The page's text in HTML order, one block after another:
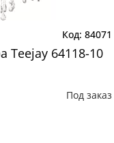
84071
Teejay 64118-10
Под заказ